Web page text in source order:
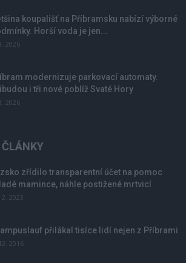
koupališť na Příbramsku nabízí výborné
Horší voda je jen...
2026
modernizuje parkovací automaty.
i tři nové poblíž Svaté Hory
2026
zřídilo transparentní účet na pomoc
mamince, náhle postižené mrtvicí
2. 2023
přilákal tisíce lidí nejen z Příbrami
2016